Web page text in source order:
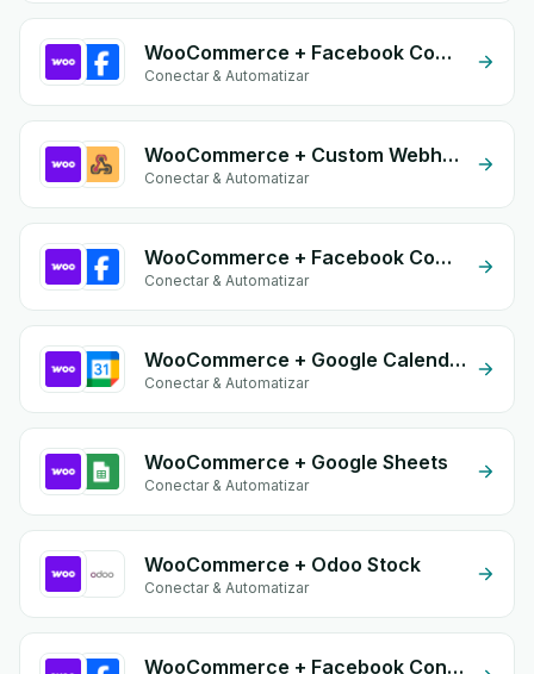
WooCommerce + Facebook Comments
Conectar & Automatizar
WooCommerce + Custom Webhook
Conectar & Automatizar
WooCommerce + Facebook Commerce
Conectar & Automatizar
WooCommerce + Google Calendar
Conectar & Automatizar
WooCommerce + Google Sheets
Conectar & Automatizar
WooCommerce + Odoo Stock
Conectar & Automatizar
WooCommerce + Facebook Conversion API (CAPI)